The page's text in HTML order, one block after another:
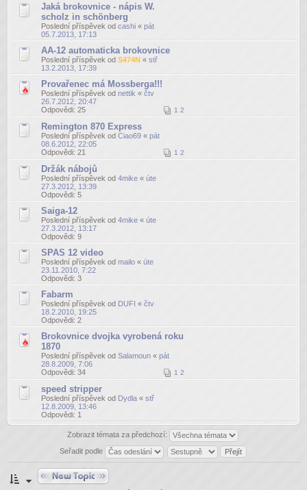
Jaká brokovnice - nápis W.
scholz in schönberg
Poslední příspěvek od cashi « pát
05.7.2013, 17:13
AA-12 automaticka brokovnice
Poslední příspěvek od S474N « stř
13.2.2013, 17:39
Provařenec má Mossberga!!!
Poslední příspěvek od nettik « čtv
26.7.2012, 20:47
Odpovědi: 25 1 2
Remington 870 Express
Poslední příspěvek od Ciao69 « pát
08.6.2012, 22:05
Odpovědi: 21 1 2
Držák nábojů
Poslední příspěvek od 4mike « úte
27.3.2012, 13:39
Odpovědi: 5
Saiga-12
Poslední příspěvek od 4mike « úte
27.3.2012, 13:17
Odpovědi: 9
SPAS 12 video
Poslední příspěvek od mailo « úte
23.11.2010, 7:22
Odpovědi: 3
Fabarm
Poslední příspěvek od DUFI « čtv
18.2.2010, 19:25
Odpovědi: 2
Brokovnice dvojka vyrobená roku
1870
Poslední příspěvek od Salamoun « pát
28.8.2009, 7:06
Odpovědi: 34 1 2
speed stripper
Poslední příspěvek od Dydla « stř
12.8.2009, 13:46
Odpovědi: 1
Zobrazit témata za předchozí:
Seřadit podle
Odeslat nové téma